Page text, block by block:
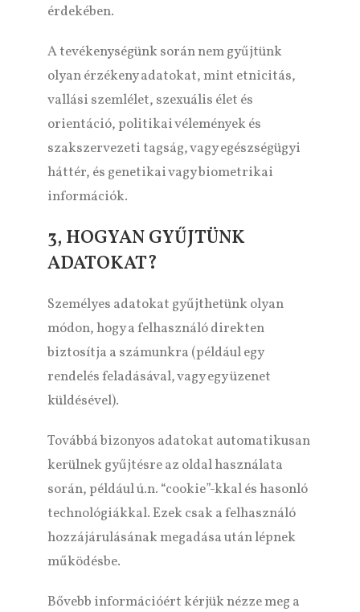
érdekében.
A tevékenységünk során nem gyűjtünk
olyan érzékeny adatokat, mint etnicitás,
vallási szemlélet, szexuális élet és
orientáció, politikai vélemények és
szakszervezeti tagság, vagy egészségügyi
háttér, és genetikai vagy biometrikai
információk.
3, HOGYAN GYŰJTÜNK
ADATOKAT?
Személyes adatokat gyűjthetünk olyan
módon, hogy a felhasználó direkten
biztosítja a számunkra (például egy
rendelés feladásával, vagy egy üzenet
küldésével).
Továbbá bizonyos adatokat automatikusan
kerülnek gyűjtésre az oldal használata
során, például ú.n. “cookie”-kkal és hasonló
technológiákkal. Ezek csak a felhasználó
hozzájárulásának megadása után lépnek
működésbe.
Bővebb információért kérjük nézze meg a